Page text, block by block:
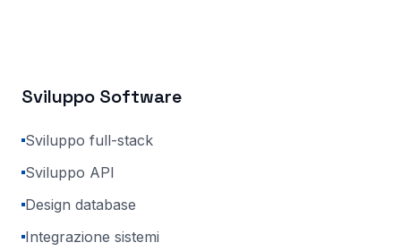
Sviluppo Software
Sviluppo full-stack
Sviluppo API
Design database
Integrazione sistemi